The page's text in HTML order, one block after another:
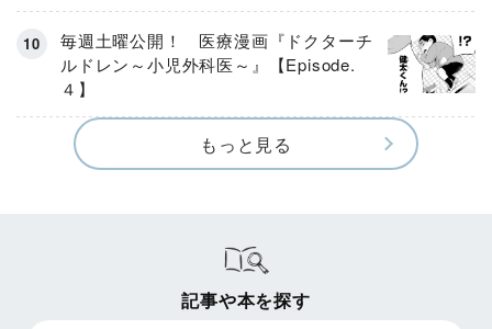
毎週土曜公開！ 医療漫画『ドクターチ
ルドレン～小児外科医～』【Episode.
４】
もっと見る
記事や本を探す